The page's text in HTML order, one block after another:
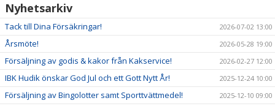
MATCHER
BILDER
IBIS INLOGGNING
HALLBOKNING
Nyhetsarkiv
Tack till Dina Försäkringar! 2026-07-02 13:00
Årsmöte! 2026-05-28 19:00
Försäljning av godis & kakor från Kakservice! 2026-02-27 12:00
IBK Hudik önskar God Jul och ett Gott Nytt År! 2025-12-24 10:00
Försäljning av Bingolotter samt Sporttvättmedel! 2025-12-10 09:00